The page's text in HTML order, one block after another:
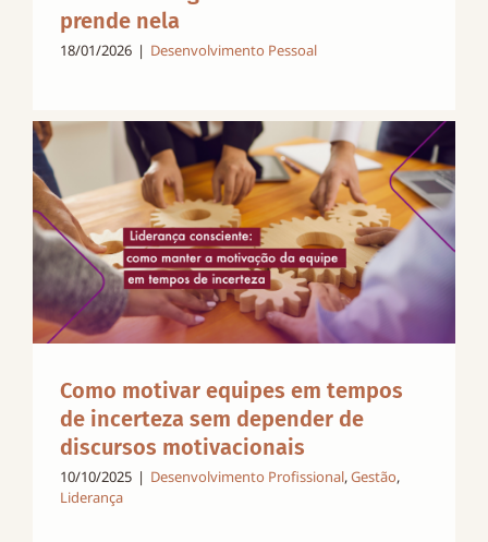
prende nela
18/01/2026 | Desenvolvimento Pessoal
Como motivar equipes em tempos
de incerteza sem depender de
discursos motivacionais
10/10/2025 | Desenvolvimento Profissional,Gestão,
Liderança